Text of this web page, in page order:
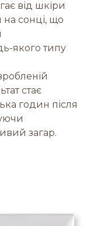
від шкіри
сонці, що
якого типу
стає
годин після
загар.